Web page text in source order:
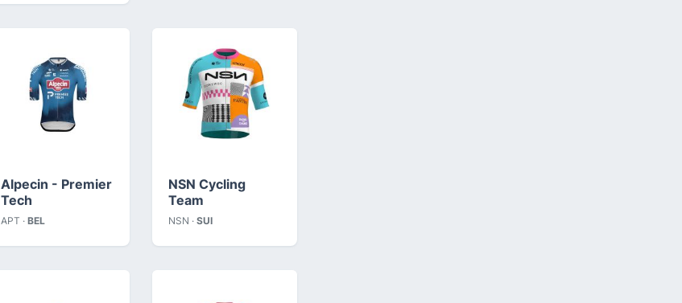
Alpecin - Premier
Tech
APT · BEL
NSN Cycling
Team
NSN · SUI